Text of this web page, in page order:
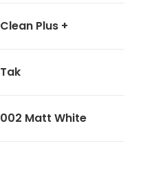
Clean Plus +
Tak
002 Matt White